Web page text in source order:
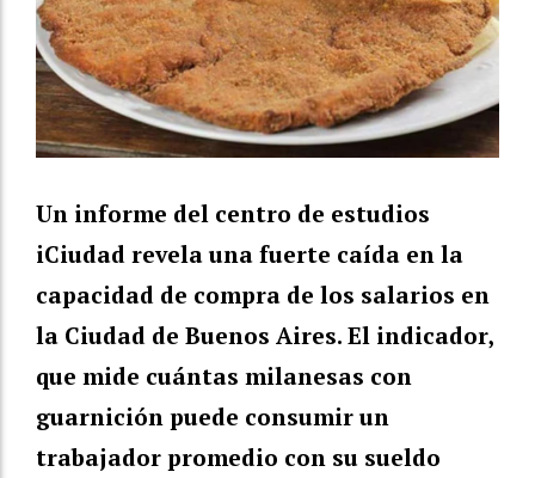
Un informe del centro de estudios
iCiudad revela una fuerte caída en la
capacidad de compra de los salarios en
la Ciudad de Buenos Aires. El indicador,
que mide cuántas milanesas con
guarnición puede consumir un
trabajador promedio con su sueldo